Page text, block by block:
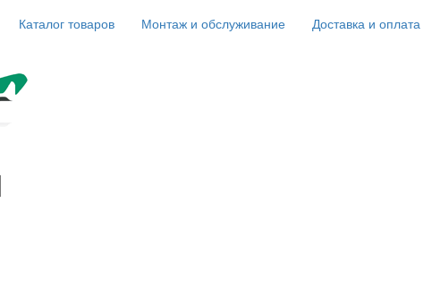
Каталог товаров Монтаж и обслуживание Доставка и оплата